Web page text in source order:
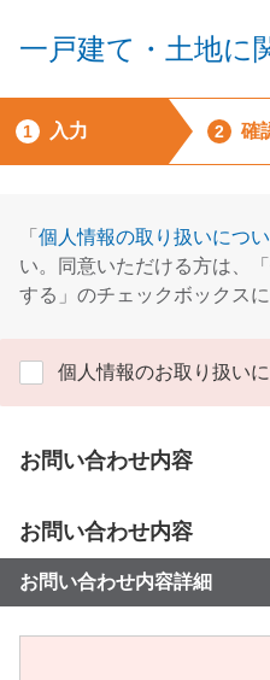
一戸建て・土地に
1 入力 2 確
「 個人情報の取り扱いにつ
い。同意いただける方は、
する」のチェックボックス
個人情報のお取り扱い
お問い合わせ内容
お問い合わせ内容
お問い合わせ内容詳細